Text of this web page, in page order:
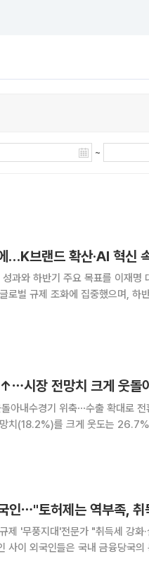
~
…K브랜드 확산·AI 혁신
과와 하반기 주요 목표를 이재명
로벌 규제 조화에 집중했으며, 하
용의 상반기 주요 성과와 하반기 핵
시장 전망치 크게 웃돌
아내수경기 위축⋯수출 확대로
치(18.2%)를 크게 웃도는
수출 총액은 4123억9
무풍지대'전문가 "취득세 강화·실태 데
사이 외국인들은 국내 금융당국